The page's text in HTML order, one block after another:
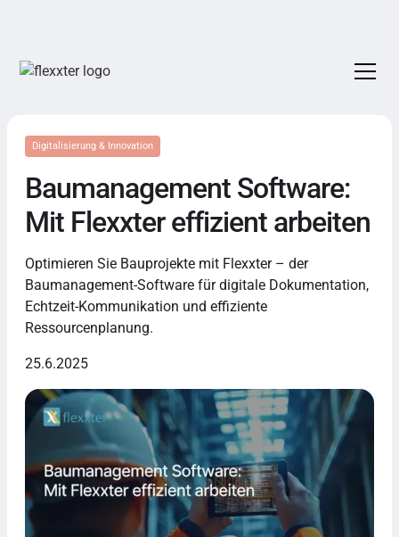
Digitalisierung & Innovation
Baumanagement Software:
Mit Flexxter effizient arbeiten
Optimieren Sie Bauprojekte mit Flexxter – der
Baumanagement-Software für digitale Dokumentation,
Echtzeit-Kommunikation und effiziente
Ressourcenplanung.
25.6.2025